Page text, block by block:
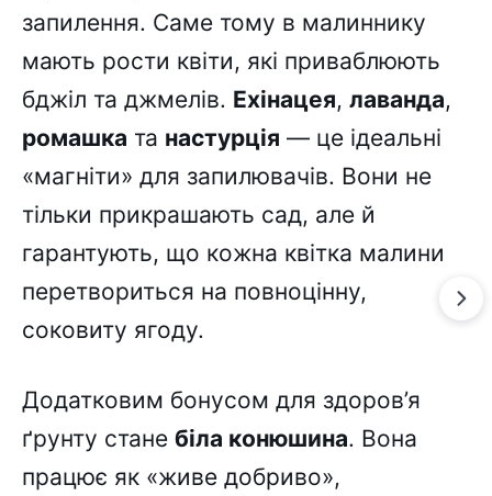
запилення. Саме тому в малиннику
мають рости квіти, які приваблюють
бджіл та джмелів. Ехінацея, лаванда,
ромашка та настурція — це ідеальні
«магніти» для запилювачів. Вони не
тільки прикрашають сад, але й
гарантують, що кожна квітка малини
перетвориться на повноцінну,
соковиту ягоду.
Додатковим бонусом для здоров’я
ґрунту стане біла конюшина. Вона
працює як «живе добриво»,